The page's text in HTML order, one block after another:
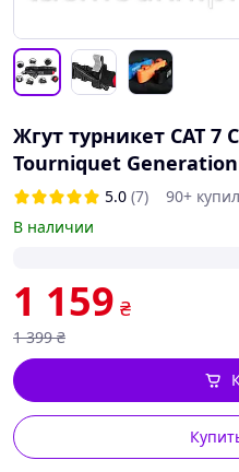
Жгут турникет CAT 7
Tourniquet
5.0 (7)
90+
В наличии
1 159 ₴
1 399 ₴